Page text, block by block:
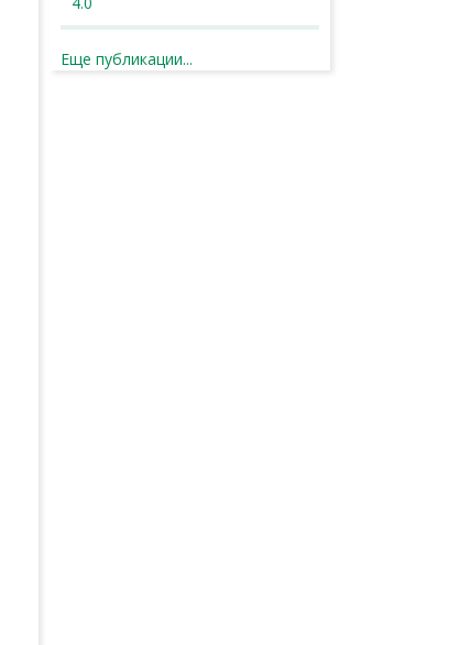
Еще публикации...